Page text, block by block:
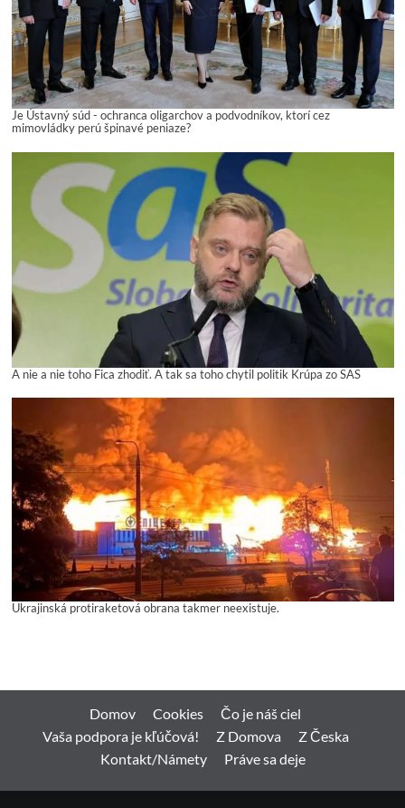
Je Ústavný súd - ochranca oligarchov a podvodníkov, ktorí cez
mimovládky perú špinavé peniaze?
A nie a nie toho Fica zhodiť. A tak sa toho chytil politik Krúpa zo SAS
Ukrajinská protiraketová obrana takmer neexistuje.
Domov Cookies
Čo je náš ciel
Vaša podpora je kľúčová!
Z Domova
Z Česka
Kontakt/Námety
Práve sa deje